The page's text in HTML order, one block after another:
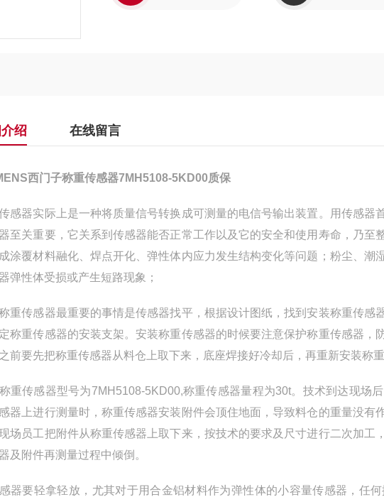
绍 在线留言
西门子称重传感器7MH5108-5KD00质保
感器实际上是一种将质量信号转换成可测量的电信号输出装置。用传感
至关重要，它关系到传感器能否正常工作以及它的安全和使用寿命，乃
涂覆材料融化、焊点开化、弹性体内应力发生结构变化等问题；粉尘、
弹性体受损或产生短路现象；
重传感器最重要的事情是传感器找平，根据设计图纸，找到安装称重传
称重传感器的安装支架。安装称重传感器的时候要注意保护称重传感器
前要先把称重传感器从料仓上取下来，底座焊接好冷却后，再重新安装称重
重传感器型号为7MH5108-5KD00,称重传感器量程为30t。技术到达现场
器上进行测量时，称重传感器安装附件会顶住地面，导致料仓的重量没
场员工把附件从称重传感器上取下来，按技术的要求及尺寸进行二次加
及附件再测量过程中倾倒。
器要轻拿轻放，尤其对于用合金铝材料作为弹性体的小容量传感器，任